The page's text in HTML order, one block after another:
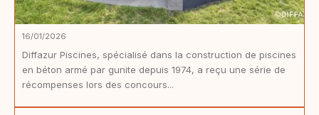
16/01/2026
Diffazur Piscines, spécialisé dans la construction de piscines
en béton armé par gunite depuis 1974, a reçu une série de
récompenses lors des concours...